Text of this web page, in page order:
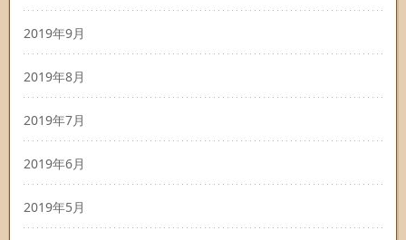
2019年9月
2019年8月
2019年7月
2019年6月
2019年5月